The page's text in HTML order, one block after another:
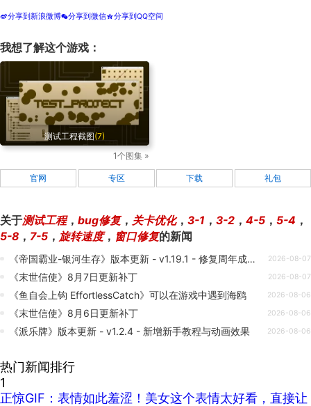
t分享到新浪微博w分享到微信z分享到QQ空间
我想了解这个游戏：
测试工程截图(7)
1个图集 »
官网 专区 下载 礼包
关于测试工程， bug修复， 关卡优化， 3-1 ， 3-2 ， 4-5 ， 5-4 ，
5-8 ， 7-5 ， 旋转速度， 窗口修复的新闻
《帝国霸业-银河生存》版本更新 - v1.19.1 - 修复周年成就及配置错误 2026-08-07
《末世信使》8月7日更新补丁 2026-08-07
《鱼自会上钩 EffortlessCatch》可以在游戏中遇到海鸥 2026-08-06
《末世信使》8月6日更新补丁 2026-08-06
《派乐牌》版本更新 - v1.2.4 - 新增新手教程与动画效果 2026-08-06
热门新闻排行
1
正惊GIF：表情如此羞涩！美女这个表情太好看，直接让